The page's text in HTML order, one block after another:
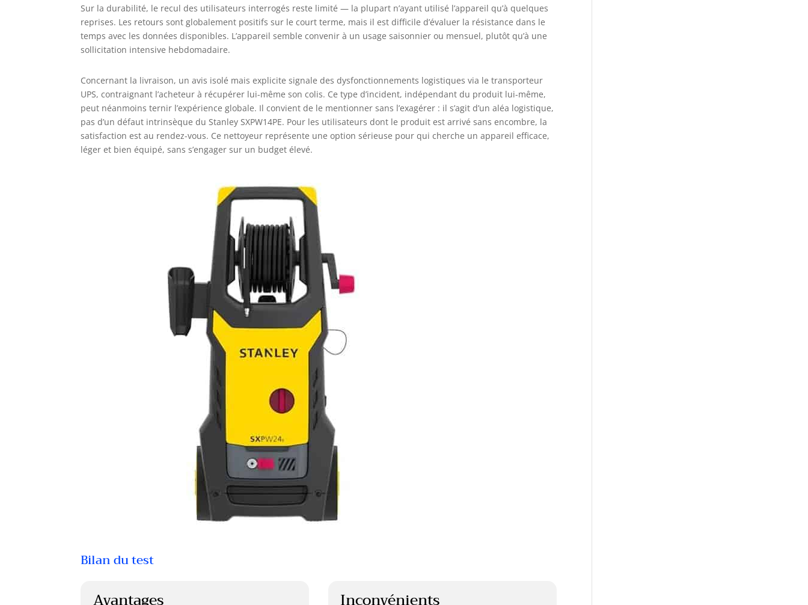
Sur la durabilité, le recul des utilisateurs interrogés reste limité — la plupart n’ayant utilisé l’appareil qu’à quelques
reprises. Les retours sont globalement positifs sur le court terme, mais il est difficile d’évaluer la résistance dans le
temps avec les données disponibles. L’appareil semble convenir à un usage saisonnier ou mensuel, plutôt qu’à une
sollicitation intensive hebdomadaire.
Concernant la livraison, un avis isolé mais explicite signale des dysfonctionnements logistiques via le transporteur
UPS, contraignant l’acheteur à récupérer lui-même son colis. Ce type d’incident, indépendant du produit lui-même,
peut néanmoins ternir l’expérience globale. Il convient de le mentionner sans l’exagérer : il s’agit d’un aléa logistique,
pas d’un défaut intrinsèque du Stanley SXPW14PE. Pour les utilisateurs dont le produit est arrivé sans encombre, la
satisfaction est au rendez-vous. Ce nettoyeur représente une option sérieuse pour qui cherche un appareil efficace,
léger et bien équipé, sans s’engager sur un budget élevé.
Bilan du test